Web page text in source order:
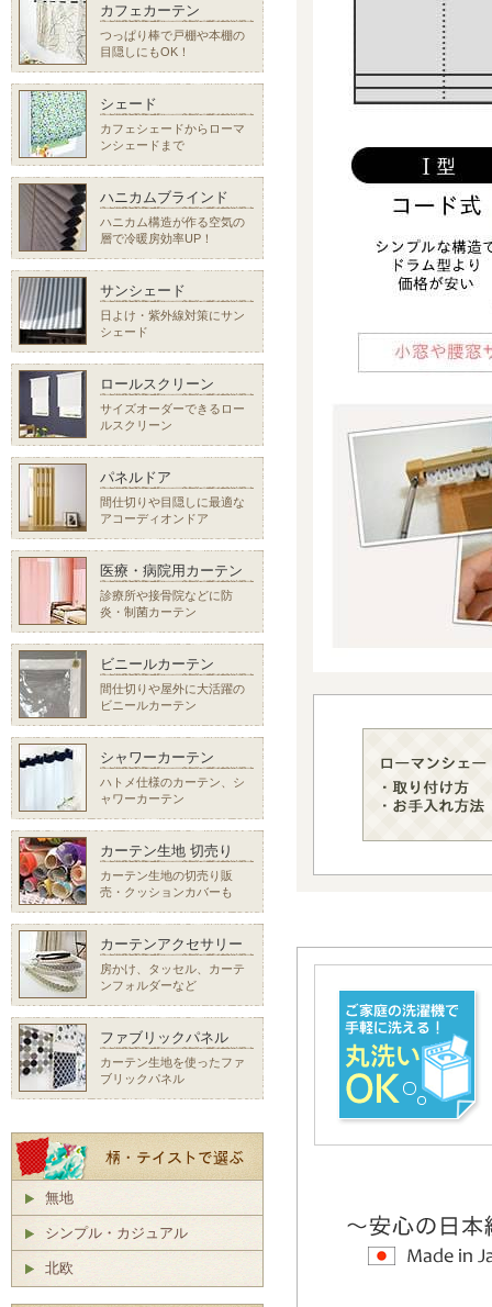
カフェカーテン
つっぱり棒で戸棚や本棚の
目隠しにもOK！
シェード
カフェシェードからローマ
ンシェードまで
ハニカムブラインド
ハニカム構造が作る空気の
層で冷暖房効率UP！
サンシェード
日よけ・紫外線対策にサン
シェード
ロールスクリーン
サイズオーダーできるロー
ルスクリーン
パネルドア
間仕切りや目隠しに最適な
アコーディオンドア
医療・病院用カーテン
診療所や接骨院などに防
炎・制菌カーテン
ビニールカーテン
間仕切りや屋外に大活躍の
ビニールカーテン
シャワーカーテン
ハトメ仕様のカーテン、シ
ャワーカーテン
カーテン生地 切売り
カーテン生地の切売り販
売・クッションカバーも
カーテンアクセサリー
房かけ、タッセル、カーテ
ンフォルダーなど
ファブリックパネル
カーテン生地を使ったファ
ブリックパネル
無地
シンプル・カジュアル
北欧